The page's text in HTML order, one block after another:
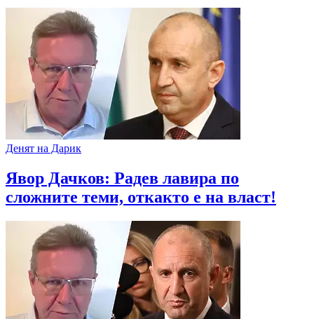
Денят на Дарик
Явор Дачков: Радев лавира по
сложните теми, откакто е на власт!